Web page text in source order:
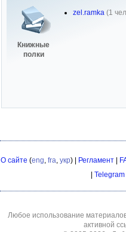
Книжные
полки
zel.ramka (1
О сайте (eng, fra, укр) | Регламент|
Telegram
Любое использование
активной